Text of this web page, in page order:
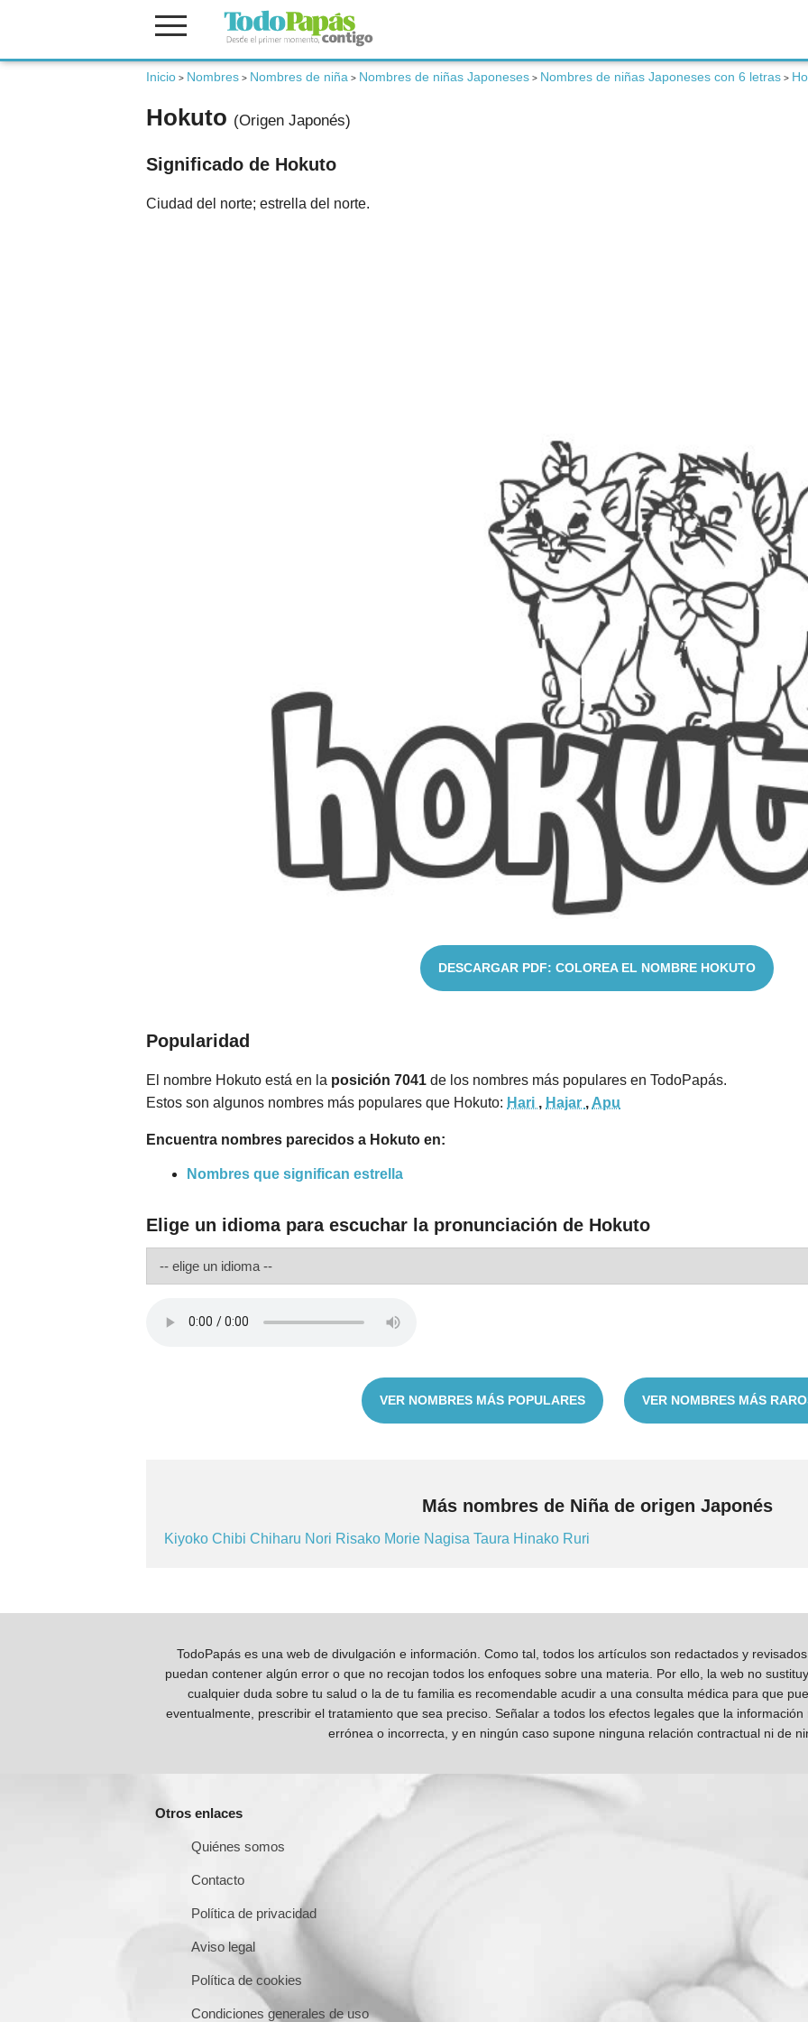
Inicio > Nombres > Nombres de niña > Nombres de niñas Japoneses > Nombres de niñas Japoneses con 6 letras >
Hokuto (Origen Japonés)
Significado de Hokuto
Ciudad del norte; estrella del norte.
DESCARGAR PDF: COLOREA EL NOMBRE HOKUTO
Popularidad
El nombre Hokuto está en la posición 7041 de los nombres más populares en TodoPapás.
Estos son algunos nombres más populares que Hokuto: Hari , Hajar , Apu
Encuentra nombres parecidos a Hokuto en:
Nombres que significan estrella
Elige un idioma para escuchar la pronunciación de Hokuto
VER NOMBRES MÁS POPULARES VER NOMBRES MÁS
Más nombres de Niña de origen Japonés
Kiyoko Chibi Chiharu Nori Risako Morie Nagisa Taura Hinako Ruri
TodoPapás es una web de divulgación e información. Como tal, todos los artículos son redactados y
puedan contener algún error o que no recojan todos los enfoques sobre una materia. Por ello, la web no
cualquier duda sobre tu salud o la de tu familia es recomendable acudir a una consulta médica para que
eventualmente, prescribir el tratamiento que sea preciso. Señalar a todos los efectos legales que la
errónea o incorrecta, y en ningún caso supone ninguna relación contractual ni de
Otros enlaces
Quiénes somos
Contacto
Política de privacidad
Aviso legal
Política de cookies
Condiciones generales de uso